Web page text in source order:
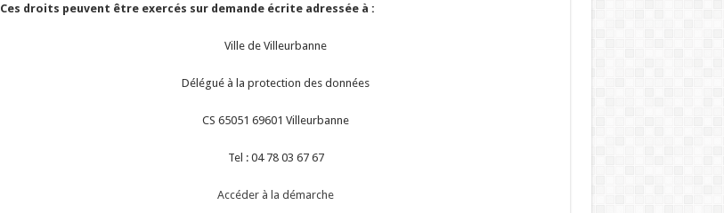
Ces droits peuvent être exercés sur demande écrite adressée à :
Ville de Villeurbanne
Délégué à la protection des données
CS 65051 69601 Villeurbanne
Tel : 04 78 03 67 67
Accéder à la démarche